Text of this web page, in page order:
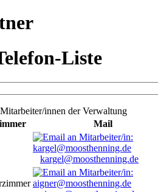
Liste
innen der Verwaltung
Mail
kargel@moosthenning.de